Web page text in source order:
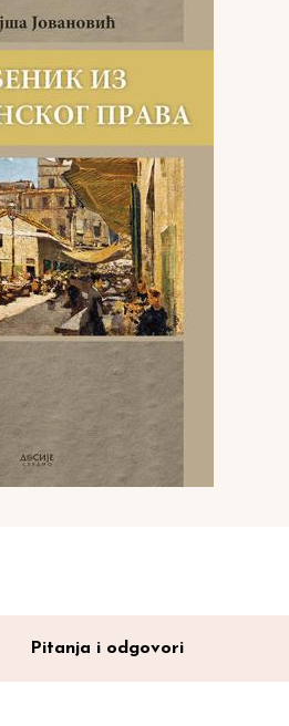
Pitanja i odgovori